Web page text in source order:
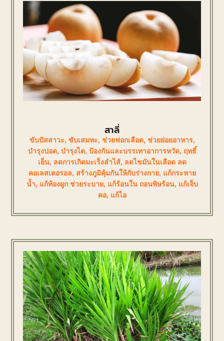
สาลี่
ขับปัสสาวะ, ขับเสมหะ, ช่วยฟอกเลือด, ช่วยย่อยอาหาร,
บำรุงปอด, บำรุงไต, ป้องกันและบรรเทาอาการหวัด, ฤทธิ์
เย็น, ลดการเกิดมะเร็งลำไส้, ลดไขมันในเลือด ลด
คอเลสเตอรอล, สร้างภูมิคุ้มกันให้กับร่างกาย, แก้กระหาย
น้ำ, แก้ท้องผูก ช่วยระบาย, แก้ร้อนใน ถอนพิษร้อน, แก้เจ็บ
คอ, แก้ไอ